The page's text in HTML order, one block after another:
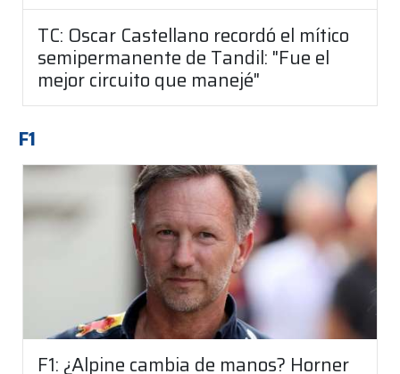
TC: Oscar Castellano recordó el mítico
semipermanente de Tandil: "Fue el
mejor circuito que manejé"
F1
F1: ¿Alpine cambia de manos? Horner